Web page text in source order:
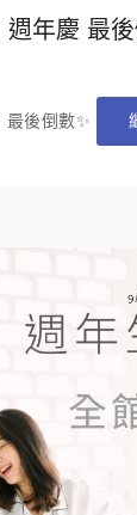
週年慶 最
最後倒數✨